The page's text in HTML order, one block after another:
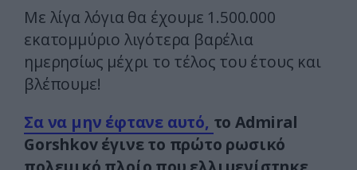
Με λίγα λόγια θα έχουμε 1.500.000
εκατομμύριο λιγότερα βαρέλια
ημερησίως μέχρι το τέλος του έτους και
βλέπουμε!
Σα να μην έφτανε αυτό, το Admiral
Gorshkov έγινε το πρώτο ρωσικό